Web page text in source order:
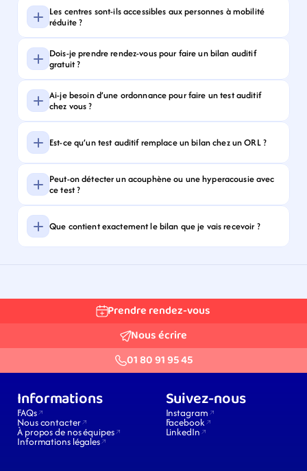
Les centres sont-ils accessibles aux personnes à mobilité
réduite ?
Dois-je prendre rendez-vous pour faire un bilan auditif
gratuit ?
Ai-je besoin d’une ordonnance pour faire un test auditif
chez vous ?
Est-ce qu’un test auditif remplace un bilan chez un ORL ?
Peut-on détecter un acouphène ou une hyperacousie avec
ce test ?
Que contient exactement le bilan que je vais recevoir ?
Prendre rendez-vous
Nous écrire
01 80 91 95 45
Informations
FAQs
Nous contacter
À propos de nos équipes
Informations légales
Suivez-nous
Instagram
Facebook
LinkedIn